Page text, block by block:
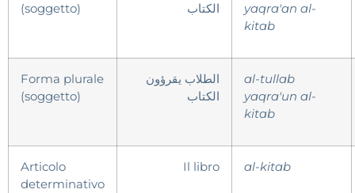
(soggetto)
الكتاب
yaqra'an al-
kitab
Forma plurale
(soggetto)
الطلاب يقرؤون
الكتاب
al-tullab
yaqra'un al-
kitab
Articolo
determinativo
Il libro al-kitab